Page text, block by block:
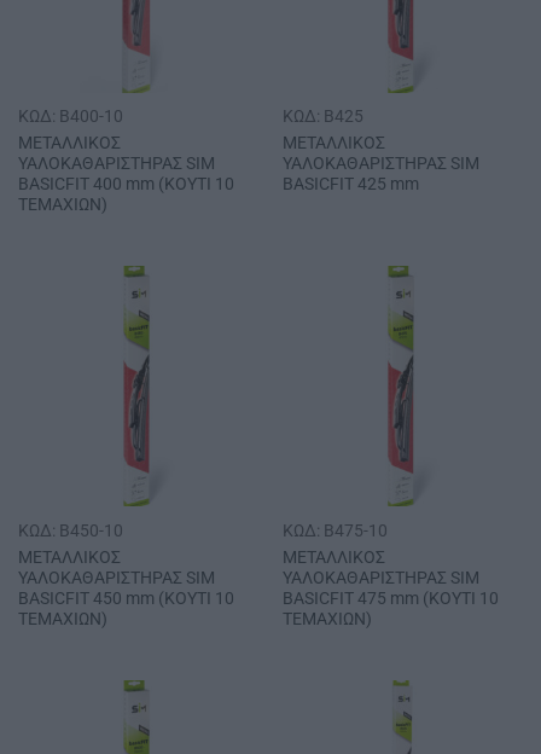
ΚΩΔ: B400-10
ΜΕΤΑΛΛΙΚΟΣ
ΥΑΛΟΚΑΘΑΡΙΣΤΗΡΑΣ SΙΜ
BASICFIT 400 mm (ΚΟΥΤΙ 10
ΤΕΜΑΧΙΩΝ)
ΚΩΔ: B425
ΜΕΤΑΛΛΙΚΟΣ
ΥΑΛΟΚΑΘΑΡΙΣΤΗΡΑΣ SΙΜ
BASICFIT 425 mm
ΚΩΔ: B450-10
ΜΕΤΑΛΛΙΚΟΣ
ΥΑΛΟΚΑΘΑΡΙΣΤΗΡΑΣ SΙΜ
BASICFIT 450 mm (ΚΟΥΤΙ 10
ΤΕΜΑΧΙΩΝ)
ΚΩΔ: B475-10
ΜΕΤΑΛΛΙΚΟΣ
ΥΑΛΟΚΑΘΑΡΙΣΤΗΡΑΣ SΙΜ
BASICFIT 475 mm (ΚΟΥΤΙ 10
ΤΕΜΑΧΙΩΝ)